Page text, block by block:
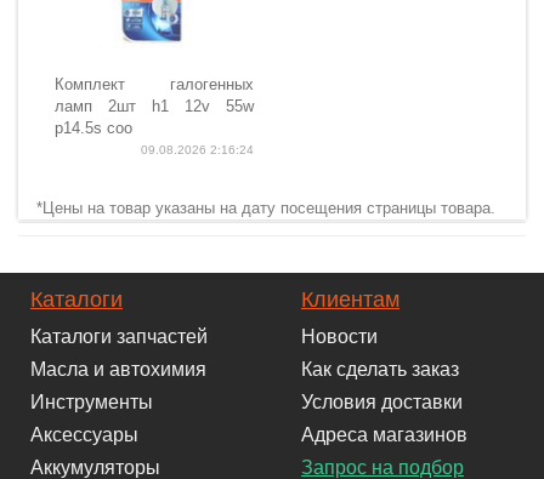
Комплект галогенных
ламп 2шт h1 12v 55w
p14.5s coo
09.08.2026 2:16:24
*Цены на товар указаны на дату посещения страницы товара.
Каталоги
Каталоги запчастей
Масла и автохимия
Инструменты
Аксессуары
Аккумуляторы
Клиентам
Новости
Как сделать заказ
Условия доставки
Адреса магазинов
Запрос на подбор